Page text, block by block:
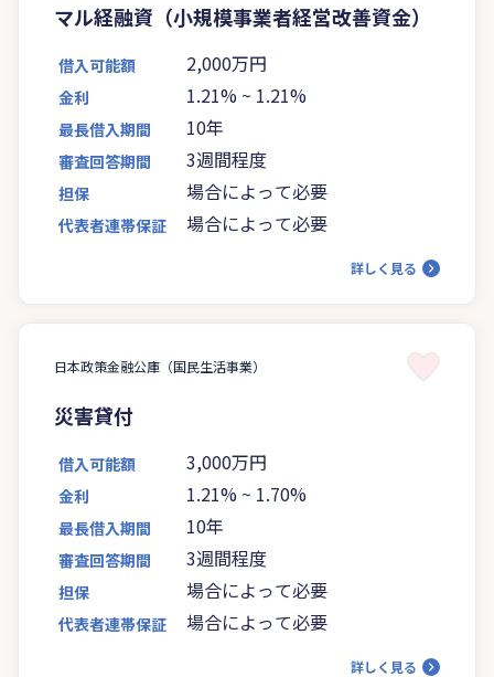
マル経融資（小規模事業者経営改善資金）
借入可能額 2,000万円
金利 1.21% ~ 1.21%
最長借入期間 10年
審査回答期間 3週間程度
担保 場合によって必要
代表者連帯保証 場合によって必要
詳しく見る
日本政策金融公庫（国民生活事業）
災害貸付
借入可能額 3,000万円
金利 1.21% ~ 1.70%
最長借入期間 10年
審査回答期間 3週間程度
担保 場合によって必要
代表者連帯保証 場合によって必要
詳しく見る